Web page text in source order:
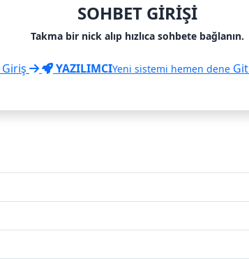
SOHBET GIRIŞI
Takma bir nick alıp hızlıca sohbete bağlanın.
Giriş YAZILIMCIYeni sistemi hemen dene Git